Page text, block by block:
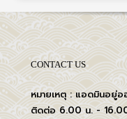
CONTACT US
หมายเหตุ : แอดมินอยู่ออ
ติดต่อ 6.00 น. - 16.00